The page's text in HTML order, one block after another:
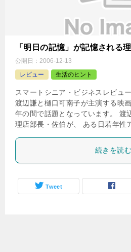
「明日の記憶」が記憶される
公開日： 2006-12-13
レビュー
生活のヒント
スマートシニア・ビジネスレビュ
渡辺謙と樋口可南子が主演する映
年の間で話題となっています。 渡
理店部長・佐伯が、 ある日若年性
続きを読む
Tweet